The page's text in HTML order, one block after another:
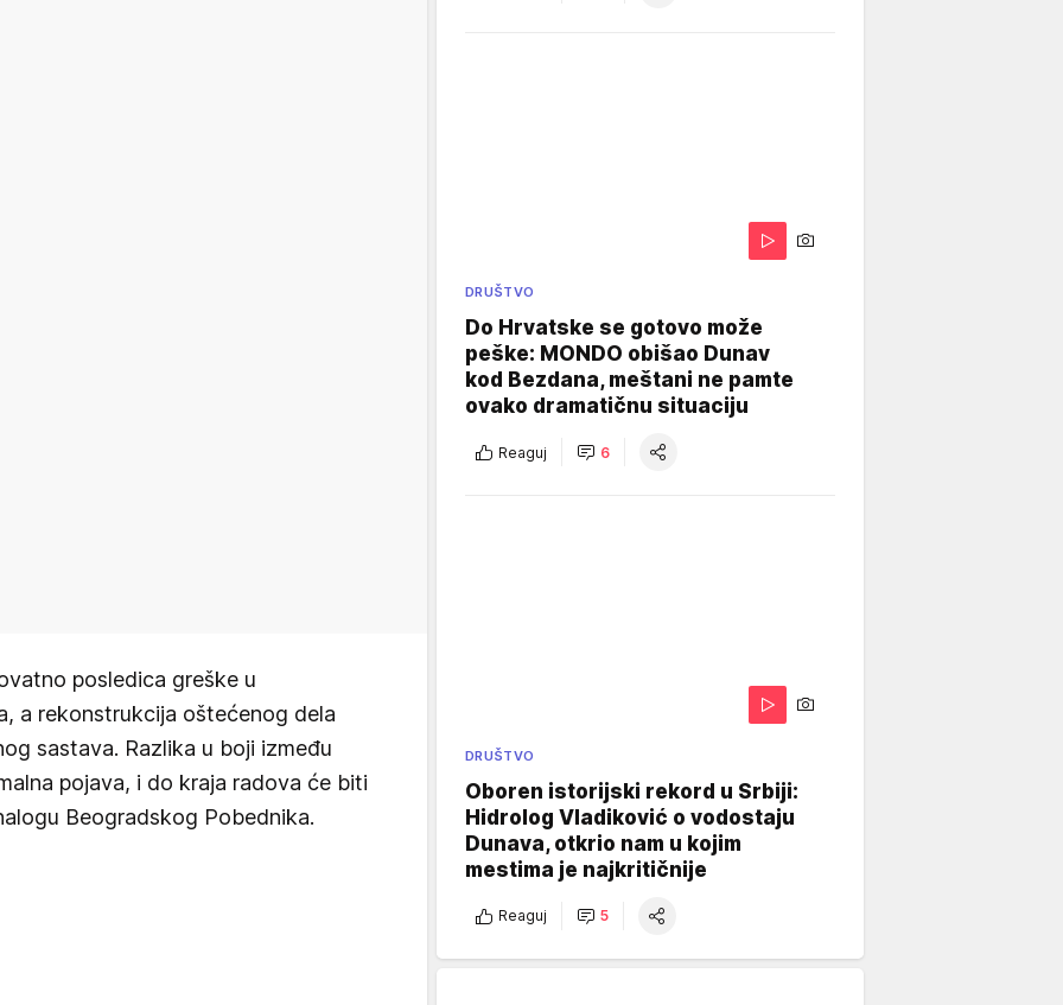
posledica greške u
a rekonstrukcija oštećenog dela
sastava. Razlika u boji između
pojava, i do kraja radova će biti
Beogradskog Pobednika.
DRUŠTVO
Do Hrvatske se gotovo može
peške: MONDO obišao Dunav
kod Bezdana, meštani ne pamte
ovako dramatičnu situaciju
Reaguj 6
DRUŠTVO
Oboren istorijski rekord u Srbiji:
Hidrolog Vladiković o vodostaju
Dunava, otkrio nam u kojim
mestima je najkritičnije
Reaguj 5